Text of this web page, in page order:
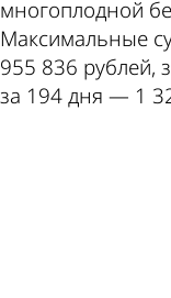
многоплодной
Максимальные
955 836 рублей,
за 194 дня — 1